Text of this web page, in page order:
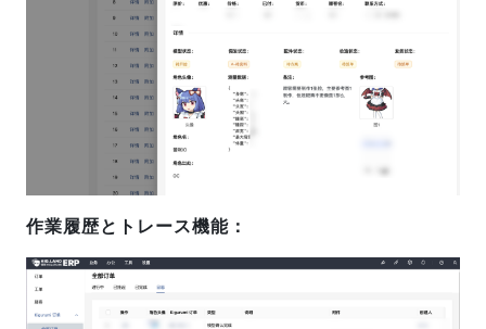
作業履歴とトレース機能：